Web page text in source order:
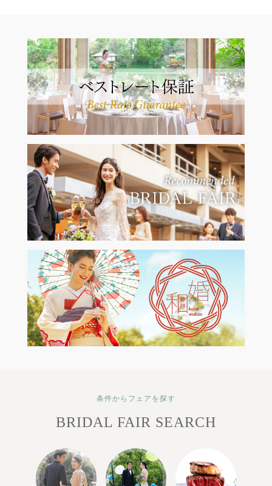
条件からフェアを探す
BRIDAL FAIR SEARCH